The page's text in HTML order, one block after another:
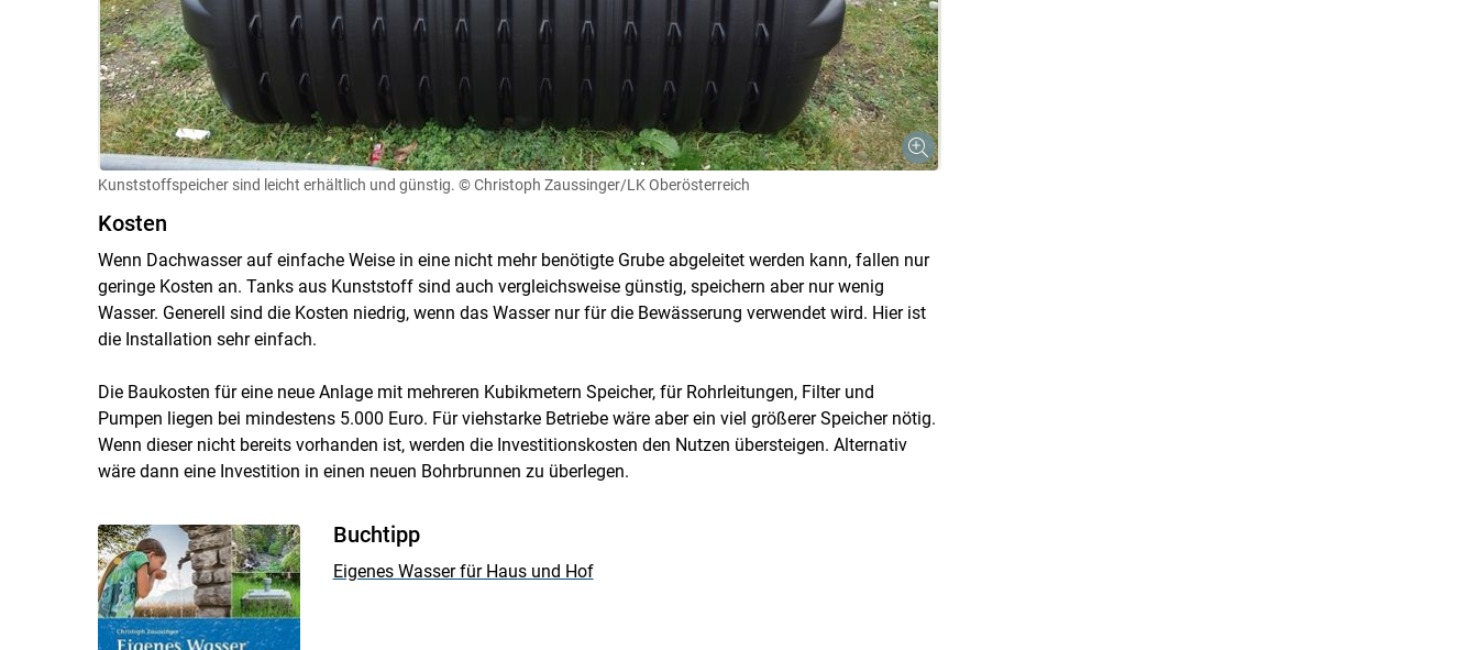
Kunststoffspeicher sind leicht erhältlich und günstig. © Christoph Zaussinger/LK Oberösterreich
Kosten
Wenn Dachwasser auf einfache Weise in eine nicht mehr benötigte Grube abgeleitet werden kann, fallen nur
geringe Kosten an. Tanks aus Kunststoff sind auch vergleichsweise günstig, speichern aber nur wenig
Wasser. Generell sind die Kosten niedrig, wenn das Wasser nur für die Bewässerung verwendet wird. Hier ist
die Installation sehr einfach.
Die Baukosten für eine neue Anlage mit mehreren Kubikmetern Speicher, für Rohrleitungen, Filter und
Pumpen liegen bei mindestens 5.000 Euro. Für viehstarke Betriebe wäre aber ein viel größerer Speicher nötig.
Wenn dieser nicht bereits vorhanden ist, werden die Investitionskosten den Nutzen übersteigen. Alternativ
wäre dann eine Investition in einen neuen Bohrbrunnen zu überlegen.
Buchtipp
Eigenes Wasser für Haus und Hof